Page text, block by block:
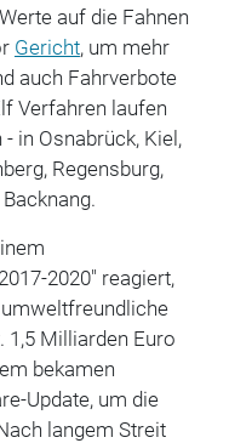
auf die Fahnen
Gericht, um mehr
auch Fahrverbote
Verfahren laufen
in Osnabrück, Kiel,
Regensburg,
2020" reagiert,
1,5 Milliarden Euro
bekamen
Update, um die
langem Streit